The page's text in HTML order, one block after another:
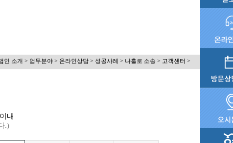
인 소개 > 업무분야 > 온라인상담 > 성공사례 > 나홀로 소송 > 고객센터 >
내
.)